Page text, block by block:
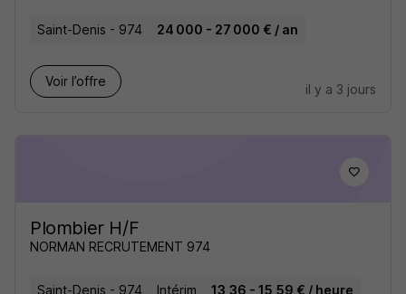
Saint-Denis - 974 24 000 - 27 000 € / an
Voir l’offre
il y a 3 jours
Plombier H/F
NORMAN RECRUTEMENT 974
Saint-Denis - 974 Intérim 13,36 - 15,59 € / heure